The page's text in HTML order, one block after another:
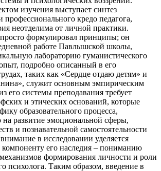
изучения выступает синтез
кредо педагога,
неотделима от личной практики.
формулировал принципы; он
работе Павлышской школы,
лабораторию гуманистического
подробно описанный в его
таких как «Сердце отдаю детям» и
служит основным эмпирическим
его системы преподавания требует
и этических оснований, которые
образовательного процесса,
на развитие эмоциональной сферы,
и познавательной самостоятельности
в исследовании уделяется
компоненту его наследия – пониманию
формирования личности и роли
психолога. Таким образом, введение в